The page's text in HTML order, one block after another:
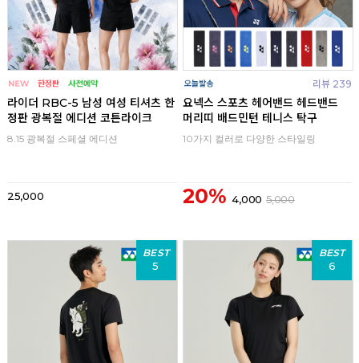
라이더 RBC-5 남성 여성 티셔츠 한
정판 광복절 에디션 코튼라이크
8.15 광복절 스페셜 에디션
25,000
리뷰 239
요넥스 스포츠 헤어밴드 헤드밴드
머리띠 배드민턴 테니스 탁구
10가지 컬러로 다양한 스타일링
20% 4,000 5,000
BEST
5
BEST
6